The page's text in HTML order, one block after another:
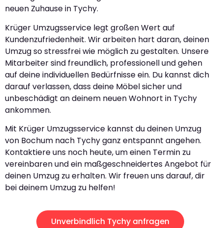
neuen Zuhause in Tychy.
Krüger Umzugsservice legt großen Wert auf
Kundenzufriedenheit. Wir arbeiten hart daran, deinen
Umzug so stressfrei wie möglich zu gestalten. Unsere
Mitarbeiter sind freundlich, professionell und gehen
auf deine individuellen Bedürfnisse ein. Du kannst dich
darauf verlassen, dass deine Möbel sicher und
unbeschädigt an deinem neuen Wohnort in Tychy
ankommen.
Mit Krüger Umzugsservice kannst du deinen Umzug
von Bochum nach Tychy ganz entspannt angehen.
Kontaktiere uns noch heute, um einen Termin zu
vereinbaren und ein maßgeschneidertes Angebot für
deinen Umzug zu erhalten. Wir freuen uns darauf, dir
bei deinem Umzug zu helfen!
Unverbindlich Tychy anfragen